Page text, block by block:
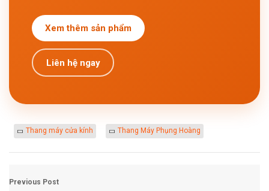
Xem thêm sản phẩm
Liên hệ ngay
Thang máy cửa kính Thang Máy Phụng Hoàng
Previous Post